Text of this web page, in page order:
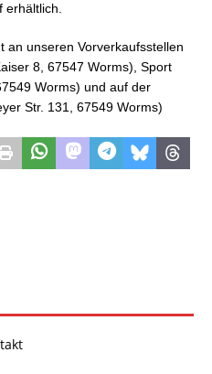
erhältlich.
an unseren Vorverkaufsstellen
8, 67547 Worms), Sport
Worms) und auf der
Str. 131, 67549 Worms)